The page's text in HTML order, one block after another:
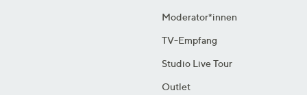
Moderator*innen
TV-Empfang
Studio Live Tour
Outlet